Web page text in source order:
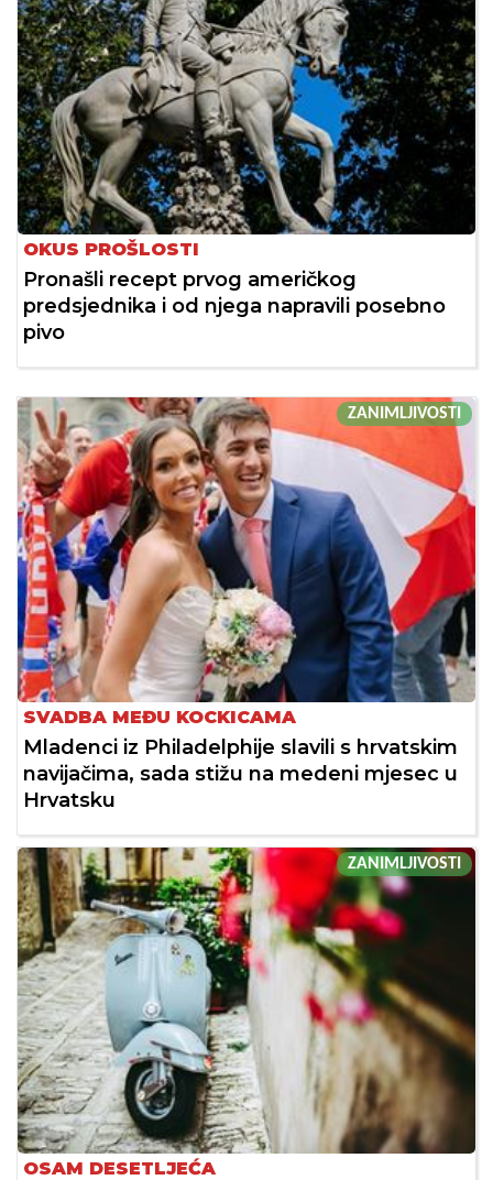
OKUS PROŠLOSTI
Pronašli recept prvog američkog
predsjednika i od njega napravili posebno
pivo
ZANIMLJIVOSTI
SVADBA MEĐU KOCKICAMA
Mladenci iz Philadelphije slavili s hrvatskim
navijačima, sada stižu na medeni mjesec u
Hrvatsku
ZANIMLJIVOSTI
OSAM DESETLJEĆA